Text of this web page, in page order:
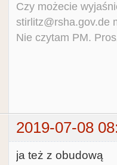
Czy możecie
stirlitz@rsha.gov.de
Nie czytam PM.
2019-07-08
ja też z obudową